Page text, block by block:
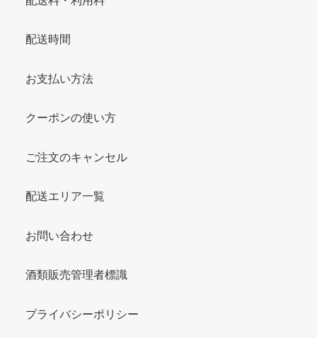
配送時間
お支払い方法
クーポンの使い方
ご注文のキャンセル
配送エリア一覧
お問い合わせ
酒類販売管理者標識
プライバシーポリシー